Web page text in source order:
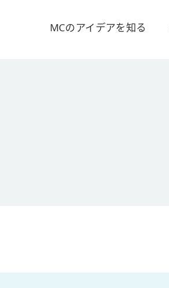
MCのアイデアを知る